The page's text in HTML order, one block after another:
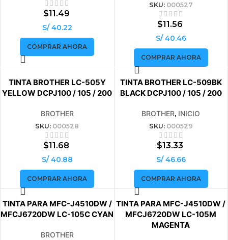
$11.49
S/ 40.22
COMPRAR AHORA
SKU: 000527
$11.56
S/ 40.46
COMPRAR AHORA
VENDIDO
TINTA BROTHER LC-505Y
YELLOW DCPJ100 / 105 / 200
BROTHER
SKU: 000528
$11.68
S/ 40.88
COMPRAR AHORA
VENDIDO
TINTA BROTHER LC-509BK
BLACK DCPJ100 / 105 / 200
BROTHER, INICIO
SKU: 000529
$13.33
S/ 46.66
COMPRAR AHORA
VENDIDO
TINTA PARA MFC-J4510DW /
MFCJ6720DW LC-105C CYAN
BROTHER
VENDIDO
TINTA PARA MFC-J4510DW /
MFCJ6720DW LC-105M
MAGENTA